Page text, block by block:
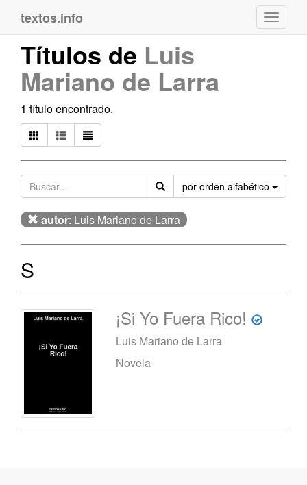
textos.info
Títulos de Luis
Mariano de Larra
1 título encontrado.
por orden alfabético
autor: Luis Mariano de Larra
S
¡Si Yo Fuera Rico!
Luis Mariano de Larra
Novela